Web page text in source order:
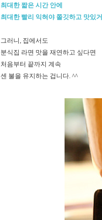
최대한 짧은 시간 안에
최대한 빨리 익혀야 쫄깃하고 맛있
그러니, 집에서도
분식집 라면 맛을 재연하고 싶다면
처음부터 끝까지 계속
센 불을 유지하는 겁니다. ^^